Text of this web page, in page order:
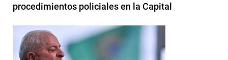
procedimientos policiales en la Capital